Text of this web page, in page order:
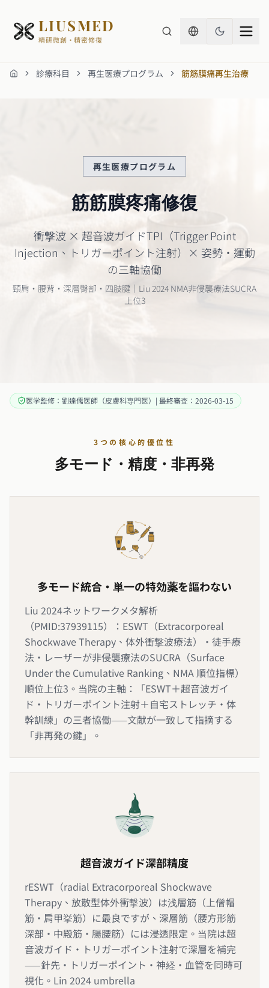
LIUSMED
精研微創・精密修復
ホーム 診療科目 再生医療プログラム 筋筋膜痛再生治療
再生医療プログラム
筋筋膜疼痛修復
衝撃波 × 超音波ガイドTPI（Trigger Point
Injection、トリガーポイント注射）× 姿勢・運動
の三軸協働
頸肩・腰背・深層臀部・四肢腱｜Liu 2024 NMA非侵襲療法SUCRA
上位3
医学監修：劉達儒医師（皮膚科専門医）| 最終審査：2026-03-15
3つの核心的優位性
多モード・精度・非再発
多モード統合・単一の特効薬を謳わない
Liu 2024ネットワークメタ解析
（PMID:37939115）：ESWT（Extracorporeal
Shockwave Therapy、体外衝撃波療法）・徒手療
法・レーザーが非侵襲療法のSUCRA（Surface
Under the Cumulative Ranking、NMA 順位指標）
順位上位3。当院の主軸：「ESWT＋超音波ガイ
ド・トリガーポイント注射＋自宅ストレッチ・体
幹訓練」の三者協働——文献が一致して指摘する
「非再発の鍵」。
超音波ガイド深部精度
rESWT（radial Extracorporeal Shockwave
Therapy、放散型体外衝撃波）は浅層筋（上僧帽
筋・肩甲挙筋）に最良ですが、深層筋（腰方形筋
深部・中殿筋・腸腰筋）には浸透限定。当院は超
音波ガイド・トリガーポイント注射で深層を補完
——針先・トリガーポイント・神経・血管を同時可
視化。Lin 2024 umbrella